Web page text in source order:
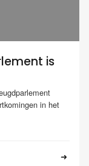
is
in het